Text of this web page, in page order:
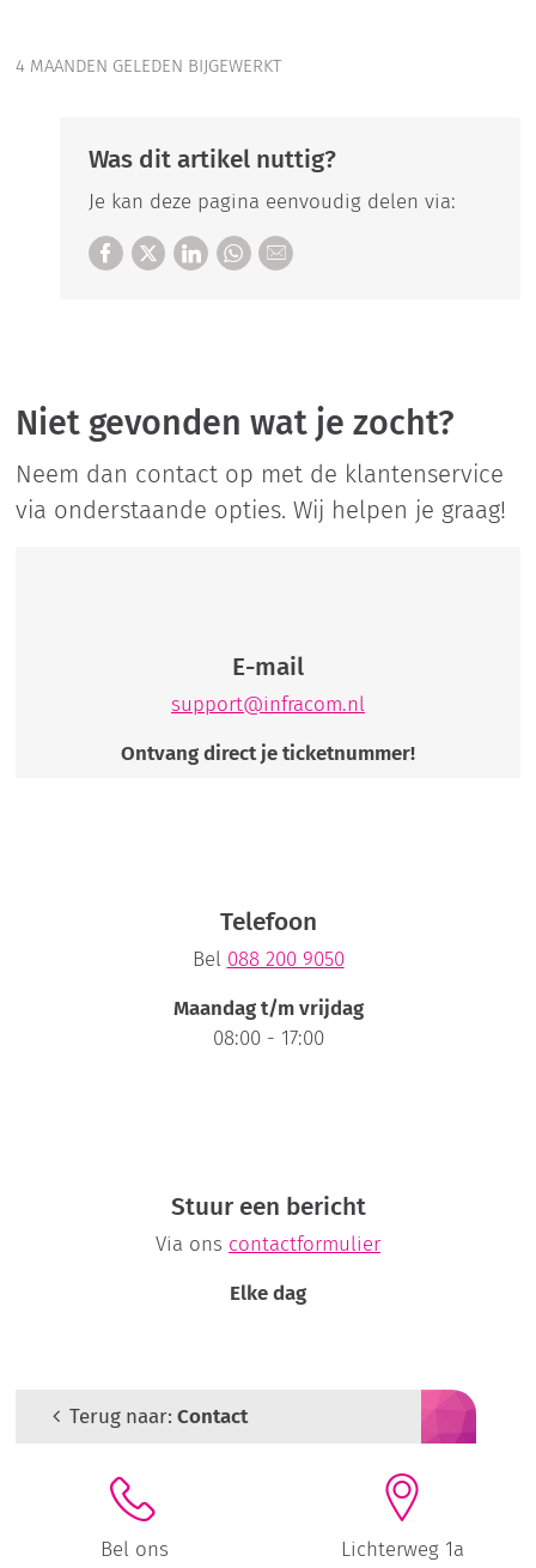
4 MAANDEN GELEDEN BIJGEWERKT
Was dit artikel nuttig?
Je kan deze pagina eenvoudig delen via:
Niet gevonden wat je zocht?
Neem dan contact op met de klantenservice
via onderstaande opties. Wij helpen je graag!
E-mail
support@infracom.nl
Ontvang direct je ticketnummer!
Telefoon
Bel 088 200 9050
Maandag t/m vrijdag
08:00 - 17:00
Stuur een bericht
Via ons contactformulier
Elke dag
Terug naar:Contact
Bel ons
Lichterweg 1a